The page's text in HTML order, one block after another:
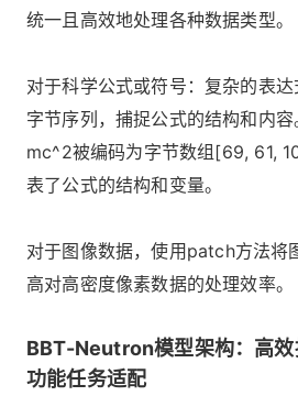
统一且高效地处理各种数据类型。
对于科学公式或符号：复杂的表
字节序列，捕捉公式的结构和内
mc^2被编码为字节数组[69, 61,
表了公式的结构和变量。
对于图像数据，使用patch方法将
高对高密度像素数据的处理效率。
BBT-Neutron模型架构：高效
功能任务适配